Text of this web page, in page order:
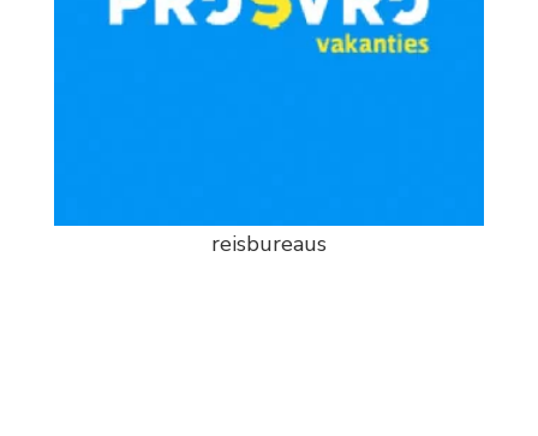
reisbureaus